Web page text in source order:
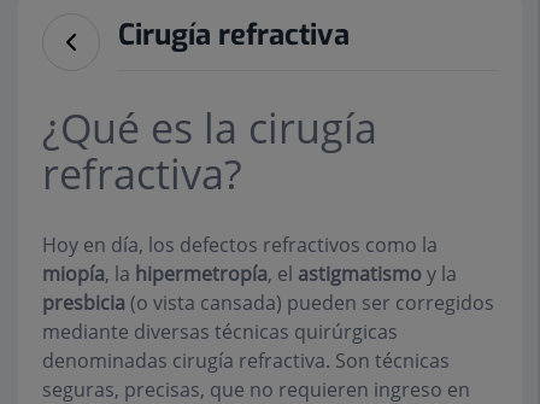
Cirugía refractiva
¿Qué es la cirugía
refractiva?
Hoy en día, los defectos refractivos como la
miopía, la hipermetropía, el astigmatismoy la
presbicia (o vista cansada) pueden ser corregidos
mediante diversas técnicas quirúrgicas
denominadas cirugía refractiva. Son técnicas
seguras, precisas, que no requieren ingreso en